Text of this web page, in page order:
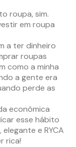
roupa, sim.
em roupa
a ter dinheiro
roupas
como a minha
a gente era
perde as
econômica
esse hábito
e RYCA
rica!